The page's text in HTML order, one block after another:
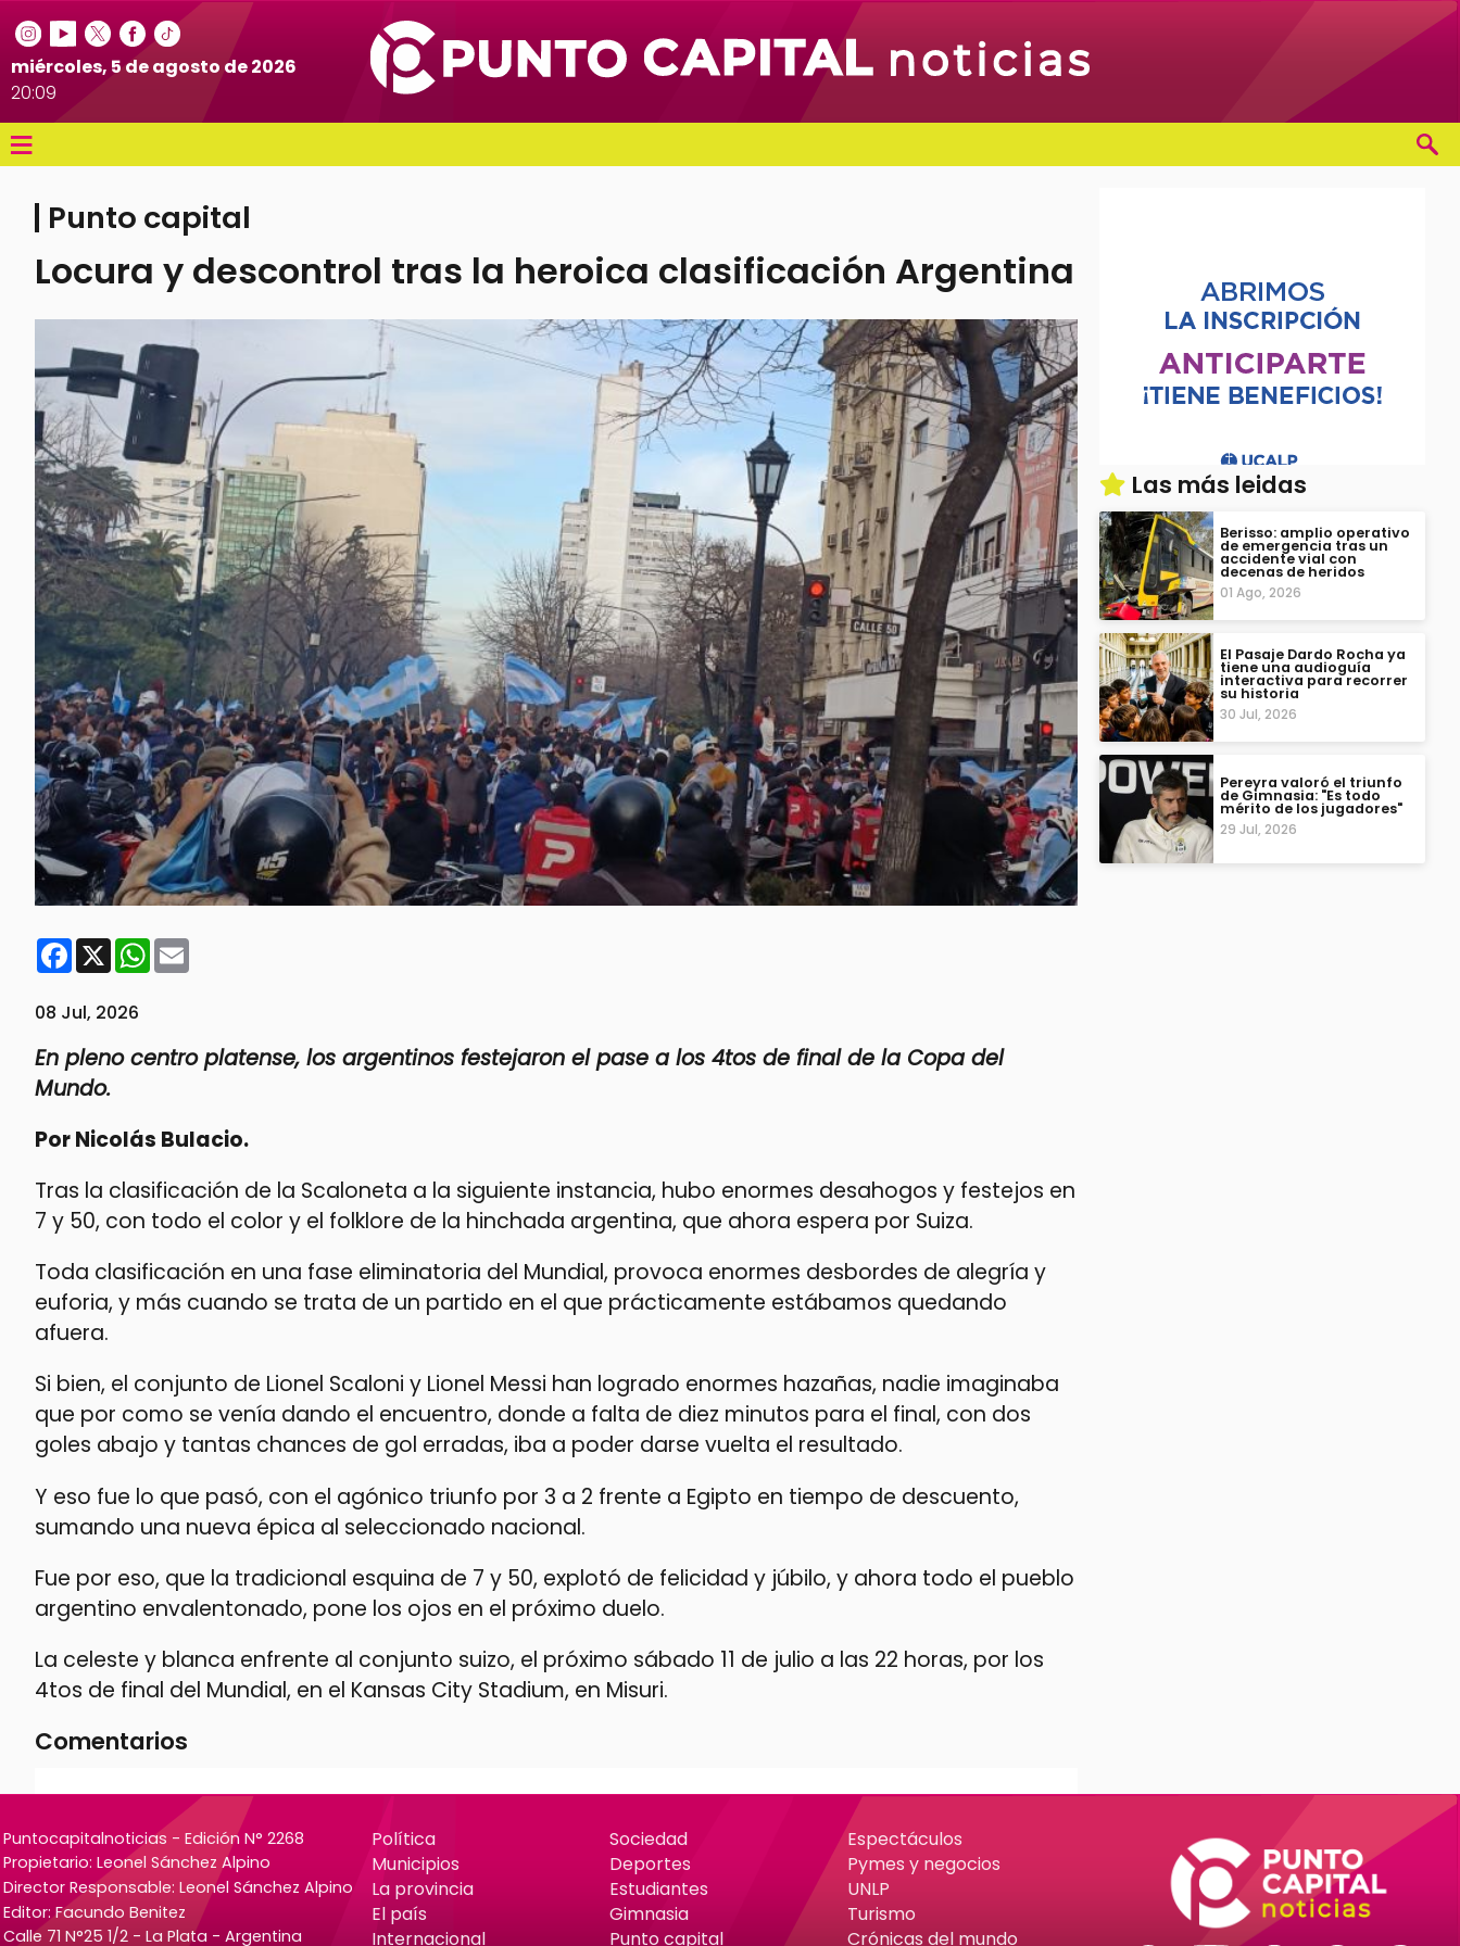
miércoles, 5 de agosto de 2026
20:09
≡
Punto capital
Locura y descontrol tras la heroica clasificación Argentina
Facebook
X WhatsApp
08 Jul, 2026
En pleno centro platense, los argentinos festejaron el pase a los 4tos de final de la Copa del
Mundo.
Por Nicolás Bulacio.
Tras la clasificación de la Scaloneta a la siguiente instancia, hubo enormes desahogos y festejos en
7 y 50, con todo el color y el folklore de la hinchada argentina, que ahora espera por Suiza.
Toda clasificación en una fase eliminatoria del Mundial, provoca enormes desbordes de alegría y
euforia, y más cuando se trata de un partido en el que prácticamente estábamos quedando
afuera.
Si bien, el conjunto de Lionel Scaloni y Lionel Messi han logrado enormes hazañas, nadie imaginaba
que por como se venía dando el encuentro, donde a falta de diez minutos para el final, con dos
goles abajo y tantas chances de gol erradas, iba a poder darse vuelta el resultado.
Y eso fue lo que pasó, con el agónico triunfo por 3 a 2 frente a Egipto en tiempo de descuento,
sumando una nueva épica al seleccionado nacional.
Fue por eso, que la tradicional esquina de 7 y 50, explotó de felicidad y júbilo, y ahora todo el pueblo
argentino envalentonado, pone los ojos en el próximo duelo.
La celeste y blanca enfrente al conjunto suizo, el próximo sábado 11 de julio a las 22 horas, por los
4tos de final del Mundial, en el Kansas City Stadium, en Misuri.
Comentarios
Las más leidas
Berisso: amplio operativo
de emergencia tras un
accidente vial con
decenas de heridos
01 Ago, 2026
El Pasaje Dardo Rocha ya
tiene una audioguía
interactiva para recorrer
su historia
30 Jul, 2026
Pereyra valoró el triunfo
de Gimnasia: "Es todo
mérito de los jugadores"
29 Jul, 2026
Puntocapitalnoticias - Edición N° 2268
Propietario: Leonel Sánchez Alpino
Director Responsable: Leonel Sánchez Alpino
Editor: Facundo Benitez
Calle 71 N°25 1/2 - La Plata - Argentina
Política
Municipios
La provincia
El país
Internacional
Sociedad
Deportes
Estudiantes
Gimnasia
Punto capital
Espectáculos
Pymes y negocios
UNLP
Turismo
Crónicas del mundo